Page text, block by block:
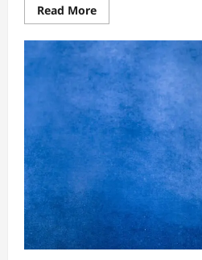
Read MoreRead
more
చియా
గింజలు
ఎందుకు
తినాలి?
డాక్టర్లు
చెప్పిన
నిజం